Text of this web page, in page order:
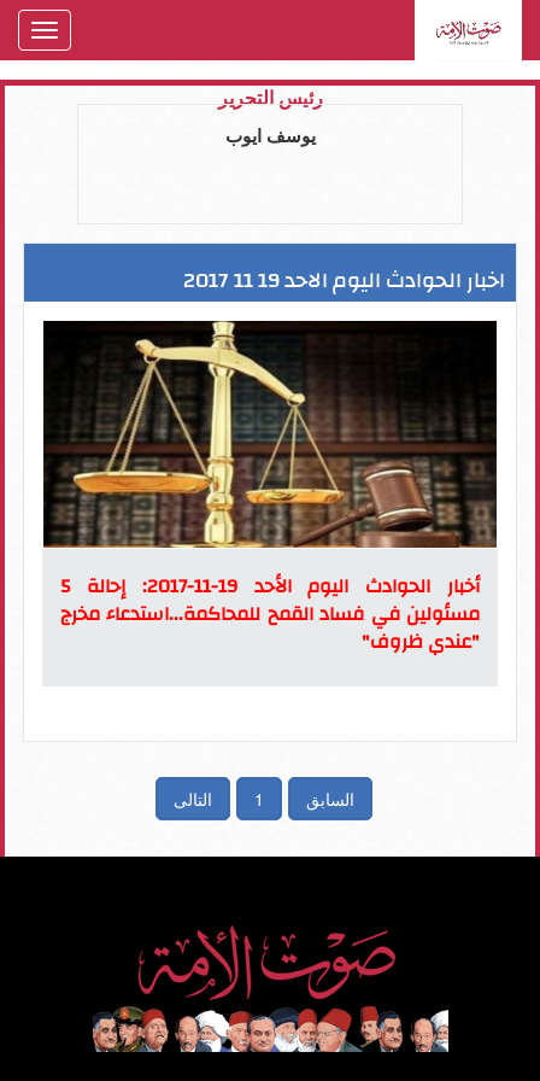
رئيس التحرير
يوسف ايوب
اخبار الحوادث اليوم الاحد 19 11 2017
أخبار الحوادث اليوم الأحد 19-11-2017: إحالة 5
مسئولين في فساد القمح للمحاكمة...استدعاء مخرج
"عندي ظروف"
السابق 1 التالى